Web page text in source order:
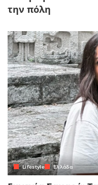
την πόλη
Lifestyle Ελλάδα